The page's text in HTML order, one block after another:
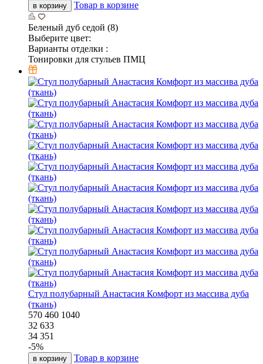
в корзину Товар в корзине
Беленый дуб седой (8)
Выберите цвет:
Варианты отделки :
Тонировки для стульев ПМЦ
Стул полубарный Анастасия Комфорт из массива дуба
(ткань)
570 460 1040
32 633
34 351
-5%
в корзину Товар в корзине